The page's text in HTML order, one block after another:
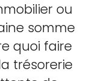
ou
somme
quoi faire
trésorerie